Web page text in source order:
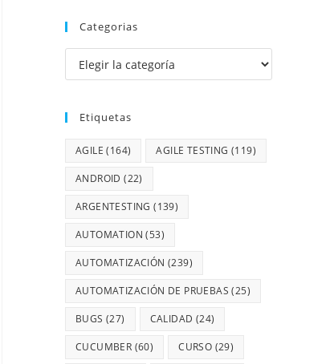
Categorias
Etiquetas
AGILE (164) AGILE TESTING (119)
ANDROID (22)
ARGENTESTING (139)
AUTOMATION (53)
AUTOMATIZACIÓN (239)
AUTOMATIZACIÓN DE PRUEBAS (25)
BUGS (27) CALIDAD (24)
CUCUMBER (60) CURSO (29)